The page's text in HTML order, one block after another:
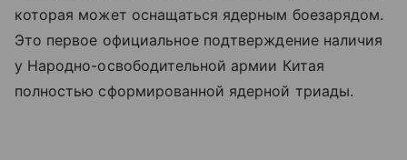
которая может оснащаться ядерным боезарядом.
Это первое официальное подтверждение наличия
у Народно-освободительной армии Китая
полностью сформированной ядерной триады.